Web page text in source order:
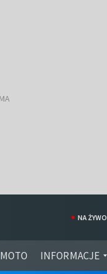
MOTO INFORMACJE
NA ŻYWO